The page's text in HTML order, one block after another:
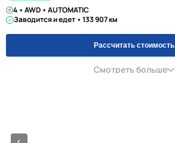
4 • AWD • AUTOMATIC
Заводится и едет • 133 907 км
Рассчитать стоимость
Смотреть больше